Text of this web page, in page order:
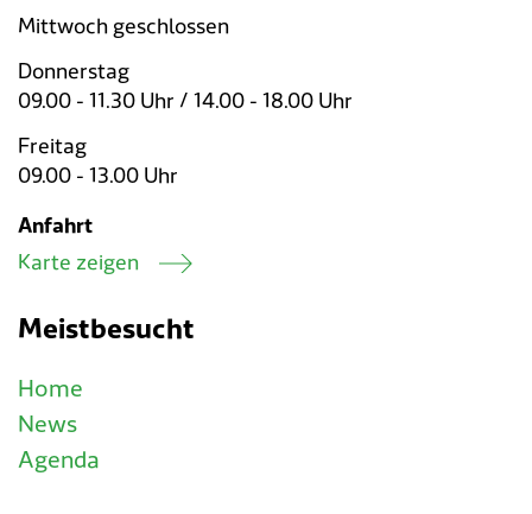
Mittwoch geschlossen
Donnerstag
09.00 - 11.30 Uhr / 14.00 - 18.00 Uhr
Freitag
09.00 - 13.00 Uhr
Anfahrt
Karte zeigen
Meistbesucht
Home
News
Agenda